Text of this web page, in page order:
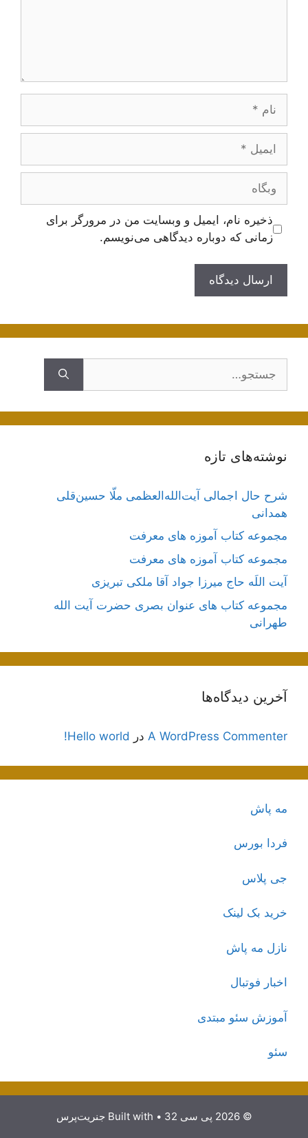
ایمیل
وبگاه
ذخیره نام، ایمیل و وبسایت من در مرورگر برای
زمانی که دوباره دیدگاهی می‌نویسم.
نوشته‌های تازه
شرح حال اجمالی آیت‌الله‌العظمی ملّا حسین‌قلی
همدانی
مجموعه کتاب آموزه های معرفت
مجموعه کتاب آموزه های معرفت
آیت اللَه حاج میرزا جواد آقا ملکی تبریزی
مجموعه کتاب های عنوان بصری حضرت آیت الله
طهرانی
آخرین دیدگاه‌ها
A WordPress Commenter در Hello world!
مه پاش
فردا بورس
جی پلاس
خرید بک لینک
نازل مه پاش
اخبار فوتبال
آموزش سئو مبتدی
سئو
© 2026 پی سی 32 • Built with جنریت‌پرس